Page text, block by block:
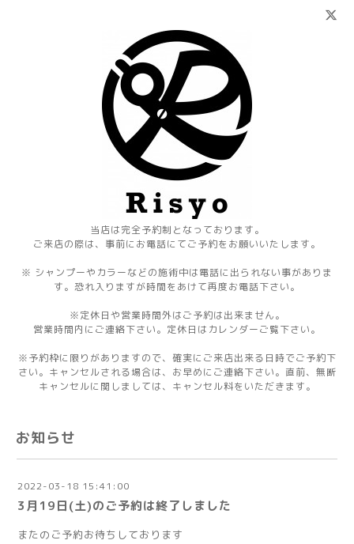
当店は完全予約制となっております。
ご来店の際は、事前にお電話にてご予約をお願いいたします。
※ シャンプーやカラーなどの施術中は電話に出られない事がありま
す。恐れ入りますが時間をあけて再度お電話下さい。
※定休日や営業時間外はご予約は出来ません。
営業時間内にご連絡下さい。定休日はカレンダーご覧下さい。
※予約枠に限りがありますので、確実にご来店出来る日時でご予約下
さい。キャンセルされる場合は、お早めにご連絡下さい。直前、無断
キャンセルに関しましては、キャンセル料をいただきます。
お知らせ
2022-03-18 15:41:00
3月19日(土)のご予約は終了しました
またのご予約お待ちしております